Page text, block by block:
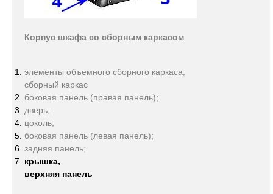
Корпус шкафа со сборным каркасом
элементы объемного сборного каркаса;
сборный каркас
боковая панель (правая панель);
дверь;
цоколь;
боковая панель (левая панель);
задняя панель;
крышка,
верхняя панель